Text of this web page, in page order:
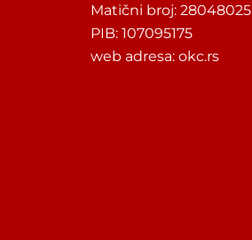
Matični broj: 28048025
PIB: 107095175
web adresa: okc.rs